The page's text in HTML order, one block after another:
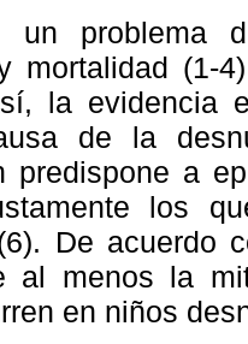
un problema
mortalidad (1-
la evidencia
de la
predispone a
los
De acuerdo
al menos la
en niños